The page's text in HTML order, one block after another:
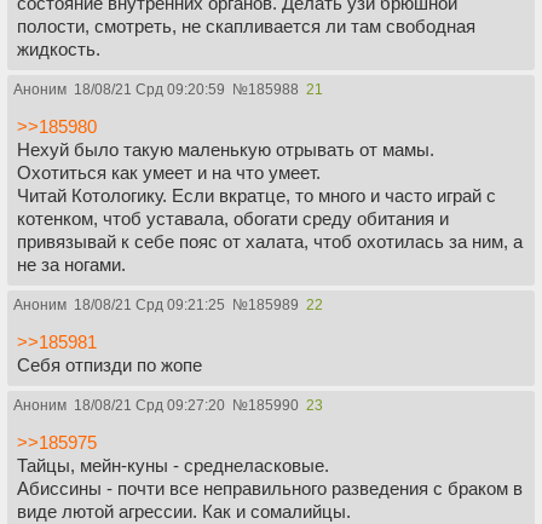
полости, смотреть, не скапливается ли там свободная
жидкость.
Аноним 18/08/21 Срд 09:20:59 №185988 21
>>185980
Нехуй было такую маленькую отрывать от мамы.
Охотиться как умеет и на что умеет.
Читай Котологику. Если вкратце, то много и часто играй с
котенком, чтоб уставала, обогати среду обитания и
привязывай к себе пояс от халата, чтоб охотилась за ним, а
не за ногами.
Аноним 18/08/21 Срд 09:21:25 №185989 22
>>185981
Себя отпизди по жопе
Аноним 18/08/21 Срд 09:27:20 №185990 23
>>185975
Тайцы, мейн-куны - среднеласковые.
Абиссины - почти все неправильного разведения с браком в
виде лютой агрессии. Как и сомалийцы.